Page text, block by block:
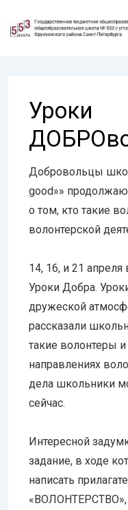
Перейти
Уроки
Добровольцы
good»»
о том, кто такие
волонтерской
14, 16, и 21
Уроки Добра.
дружеской
рассказали
такие волонтеры
направлениях
дела школьники
сейчас.
Интересной
задание, в ходе
написать
«ВОЛОНТЕРСТВО»,